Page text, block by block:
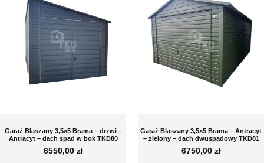
Garaż Blaszany 3,5×5 Brama – drzwi –
Antracyt – dach spad w bok TKD80
6550,00 zł
Garaż Blaszany 3,5×5 Brama – Antracyt
– zielony – dach dwuspadowy TKD81
6750,00 zł